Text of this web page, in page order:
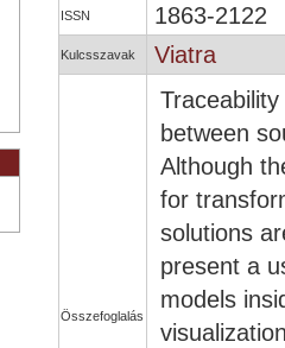
ISSN 1863-2122
Kulcsszavak Viatra
Összefoglalás
between
Although
for
solutions
present a
models